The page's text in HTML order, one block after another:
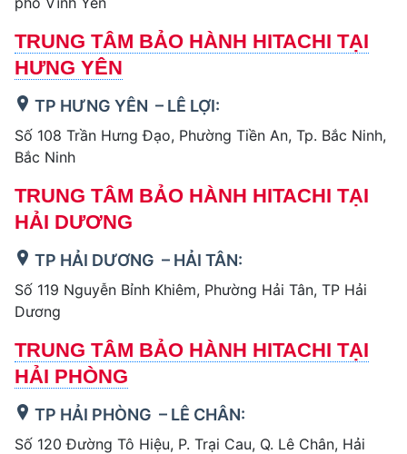
TRUNG TÂM BẢO HÀNH HITACHI TẠI
HƯNG YÊN
TP HƯNG YÊN – LÊ LỢI:
Số 108 Trần Hưng Đạo, Phường Tiền An, Tp. Bắc Ninh,
Bắc Ninh
TRUNG TÂM BẢO HÀNH HITACHI TẠI
HẢI DƯƠNG
TP HẢI DƯƠNG – HẢI TÂN:
Số 119 Nguyễn Bỉnh Khiêm, Phường Hải Tân, TP Hải
Dương
TRUNG TÂM BẢO HÀNH HITACHI TẠI
HẢI PHÒNG
TP HẢI PHÒNG – LÊ CHÂN:
Số 120 Đường Tô Hiệu, P. Trại Cau, Q. Lê Chân, Hải